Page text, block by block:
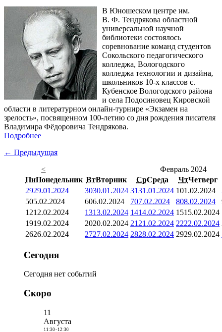
В Юношеском центре им.
В. Ф. Тендрякова областной
универсальной научной
библиотеки состоялось
соревнование команд студентов
Сокольского педагогического
колледжа, Вологодского
колледжа технологии и дизайна,
школьников 10-х классов с.
Кубенское Вологодского района
и села Подосиновец Кировской
области в литературном онлайн-турнире «Экзамен на
зрелость», посвященном 100-летию со дня рождения писателя
Владимира Фёдоровича Тендрякова.
Подробнее
← Предыдущая
<
Февраль 2024
ПнПонедельник ВтВторник СрСреда ЧтЧетверг
2929.01.2024 3030.01.2024 3131.01.2024 101.02.2024
505.02.2024 606.02.2024 707.02.2024 808.02.2024
1212.02.2024 1313.02.2024 1414.02.2024 1515.02.2024
1919.02.2024 2020.02.2024 21 21.02.2024 2222.02.2024
2626.02.2024 2727.02.2024 2828.02.2024 2929.02.2024
Сегодня
Сегодня нет событий
Скоро
11
Августа
11:30- 12:30